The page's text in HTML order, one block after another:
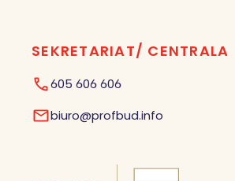
SEKRETARIAT/ CENTRALA
605 606 606
biuro@profbud.info